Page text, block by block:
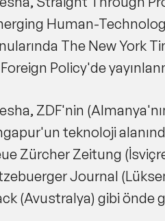
Human-
The New York
Policy'de
ZDF'nin
teknoloji
Zürcher Zeitung
Journal
(Avustralya) gibi önde